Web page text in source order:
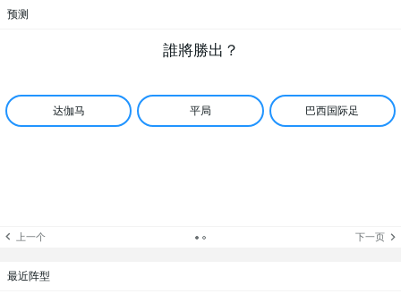
预测
誰將勝出？
达伽马 平局 巴西国际足
上一个 下一页
最近阵型